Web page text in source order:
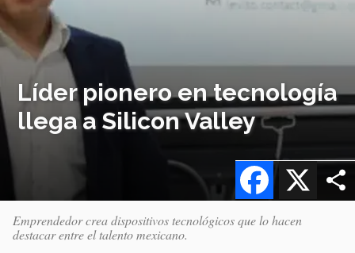
Líder pionero en tecnología
llega a Silicon Valley
X
Facebook
Emprendedor crea dispositivos tecnológicos que lo hacen
destacar entre el talento mexicano.